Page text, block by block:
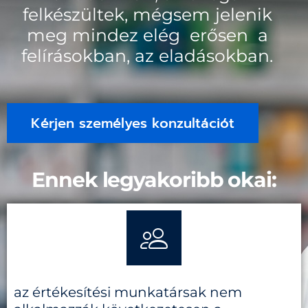
felkészültek, mégsem jelenik
meg mindez elég erősen a
felírásokban, az eladásokban.
Kérjen személyes konzultációt
Ennek legyakoribb okai:
az értékesítési munkatársak nem